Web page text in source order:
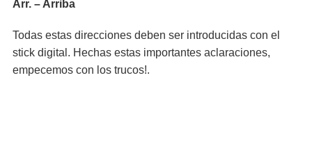
Arr. – Arriba
Todas estas direcciones deben ser introducidas con el
stick digital. Hechas estas importantes aclaraciones,
empecemos con los trucos!.